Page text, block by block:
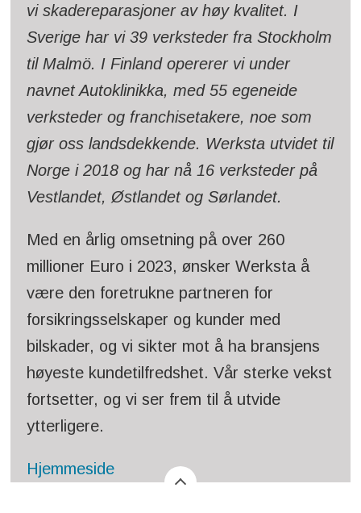
vi skadereparasjoner av høy kvalitet. I
Sverige har vi 39 verksteder fra Stockholm
til Malmö. I Finland opererer vi under
navnet Autoklinikka, med 55 egeneide
verksteder og franchisetakere, noe som
gjør oss landsdekkende. Werksta utvidet til
Norge i 2018 og har nå 16 verksteder på
Vestlandet, Østlandet og Sørlandet.
Med en årlig omsetning på over 260
millioner Euro i 2023, ønsker Werksta å
være den foretrukne partneren for
forsikringsselskaper og kunder med
bilskader, og vi sikter mot å ha bransjens
høyeste kundetilfredshet. Vår sterke vekst
fortsetter, og vi ser frem til å utvide
ytterligere.
Hjemmeside